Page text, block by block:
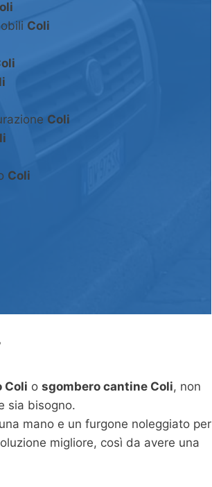
Coli
Coli
Coli
Coli o sgombero cantine Coli, non
sia bisogno.
mano e un furgone noleggiato per
migliore, così da avere una